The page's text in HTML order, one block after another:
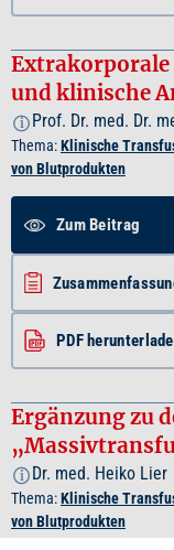
Extrakorporale
und klinische
i Prof. Dr. med. Dr.
Thema:Klinische
von Blutprodukten
Zum Beitrag
PDF
Ergänzung zu
i Dr. med. Heiko Lier
Thema:Klinische
von Blutprodukten